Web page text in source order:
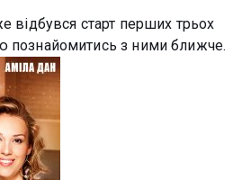
відбувся старт перших трьох
познайомитись з ними ближче.